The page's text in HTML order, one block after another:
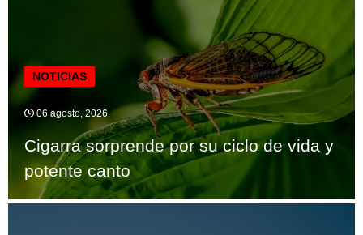
NOTICIAS
06 agosto, 2026
Cigarra sorprende por su ciclo de vida y
potente canto